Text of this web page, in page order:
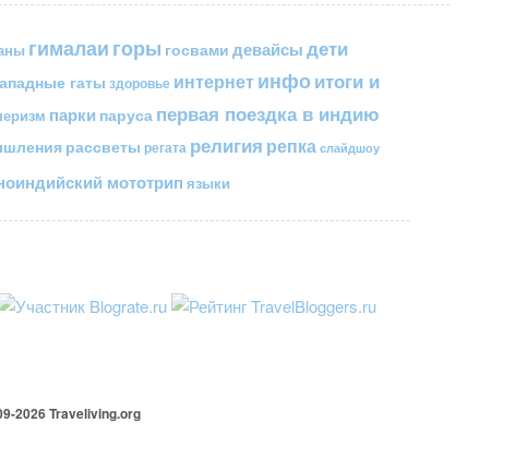
гималаи горы госвами девайсы дети
гаты здоровье интернетинфоитоги и
парки паруса первая поездка в индию
рассветы регата религия репка слайдшоу
мототрип языки
2026Traveliving.org